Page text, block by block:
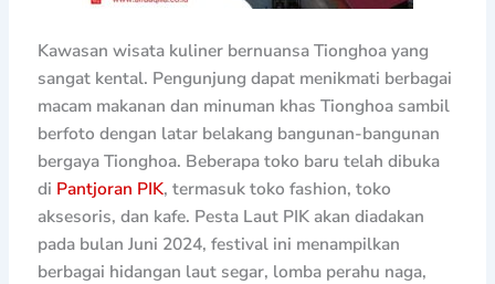
Kawasan wisata kuliner bernuansa Tionghoa yang
sangat kental. Pengunjung dapat menikmati berbagai
macam makanan dan minuman khas Tionghoa sambil
berfoto dengan latar belakang bangunan-bangunan
bergaya Tionghoa. Beberapa toko baru telah dibuka
di Pantjoran PIK, termasuk toko fashion, toko
aksesoris, dan kafe. Pesta Laut PIK akan diadakan
pada bulan Juni 2024, festival ini menampilkan
berbagai hidangan laut segar, lomba perahu naga,